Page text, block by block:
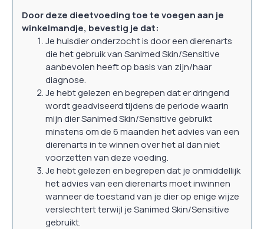
Door deze dieetvoeding toe te voegen aan je
winkelmandje, bevestig je dat:
Je huisdier onderzocht is door een dierenarts
die het gebruik van Sanimed Skin/Sensitive
aanbevolen heeft op basis van zijn/haar
diagnose.
Je hebt gelezen en begrepen dat er dringend
wordt geadviseerd tijdens de periode waarin
mijn dier Sanimed Skin/Sensitive gebruikt
minstens om de 6 maanden het advies van een
dierenarts in te winnen over het al dan niet
voorzetten van deze voeding.
Je hebt gelezen en begrepen dat je onmiddellijk
het advies van een dierenarts moet inwinnen
wanneer de toestand van je dier op enige wijze
verslechtert terwijl je Sanimed Skin/Sensitive
gebruikt.